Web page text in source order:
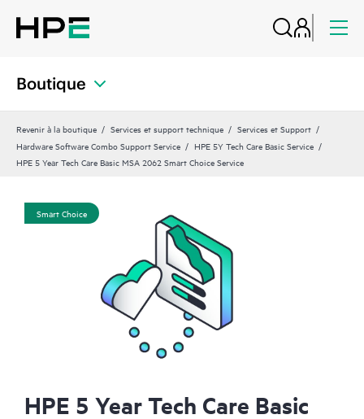
Boutique
Revenir à la boutique Services et support technique
Services et Support
Hardware Software Combo Support Service
HPE 5Y Tech Care Basic Service
HPE 5 Year Tech Care Basic MSA 2062 Smart Choice Service
Smart Choice
HPE 5 Year Tech Care Basic